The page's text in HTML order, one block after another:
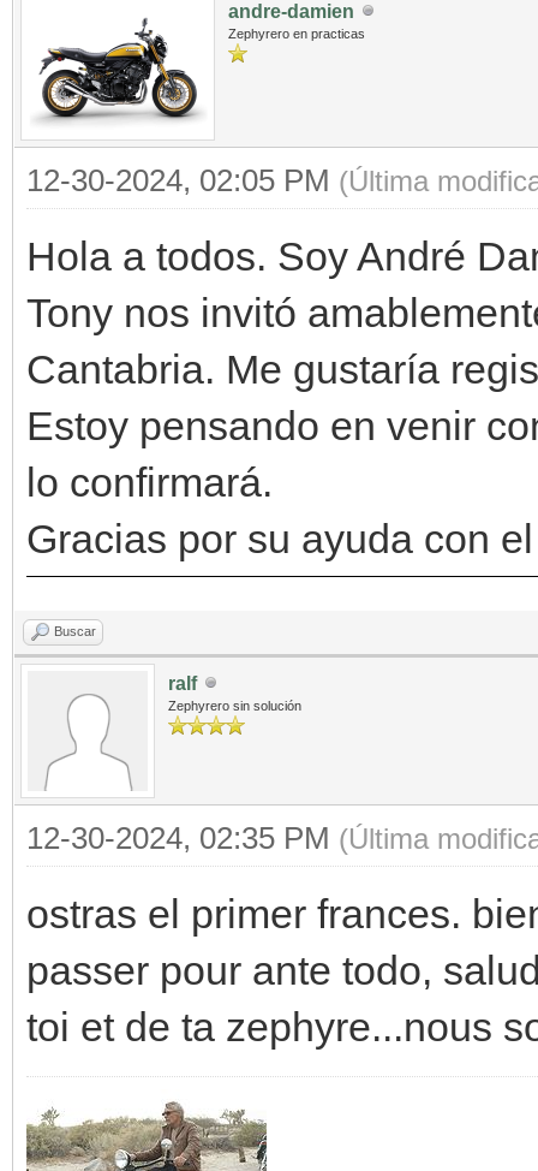
andre-damien
Zephyrero en practicas
12-30-2024, 02:05 PM (Última
Hola a todos. Soy André
Tony nos invitó
Cantabria. Me gustaría
Estoy pensando en venir
lo confirmará.
Gracias por su ayuda con
Buscar
ralf
Zephyrero sin solución
12-30-2024, 02:35 PM (Última
ostras el primer frances.
passer pour ante todo,
toi et de ta zephyre...nous